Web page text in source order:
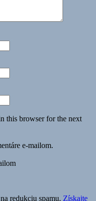
this browser for the next
e-mailom.
redukciu spamu. Získajte